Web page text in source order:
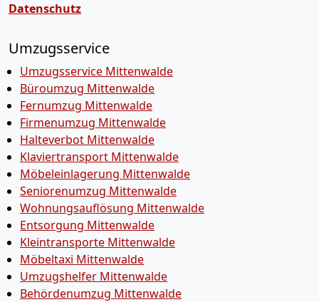
Datenschutz
Umzugsservice
Umzugsservice Mittenwalde
Büroumzug Mittenwalde
Fernumzug Mittenwalde
Firmenumzug Mittenwalde
Halteverbot Mittenwalde
Klaviertransport Mittenwalde
Möbeleinlagerung Mittenwalde
Seniorenumzug Mittenwalde
Wohnungsauflösung Mittenwalde
Entsorgung Mittenwalde
Kleintransporte Mittenwalde
Möbeltaxi Mittenwalde
Umzugshelfer Mittenwalde
Behördenumzug Mittenwalde